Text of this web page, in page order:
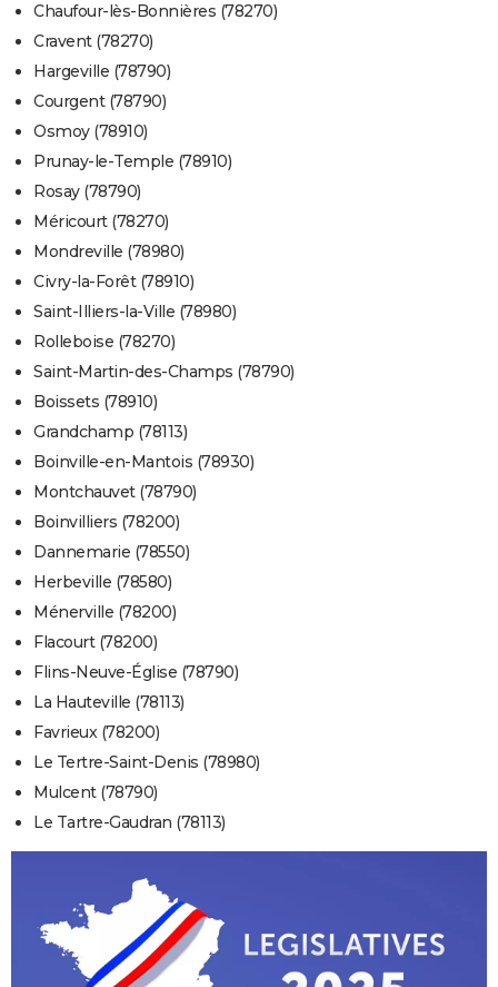
Chaufour-lès-Bonnières (78270)
Cravent (78270)
Hargeville (78790)
Courgent (78790)
Osmoy (78910)
Prunay-le-Temple (78910)
Rosay (78790)
Méricourt (78270)
Mondreville (78980)
Civry-la-Forêt (78910)
Saint-Illiers-la-Ville (78980)
Rolleboise (78270)
Saint-Martin-des-Champs (78790)
Boissets (78910)
Grandchamp (78113)
Boinville-en-Mantois (78930)
Montchauvet (78790)
Boinvilliers (78200)
Dannemarie (78550)
Herbeville (78580)
Ménerville (78200)
Flacourt (78200)
Flins-Neuve-Église (78790)
La Hauteville (78113)
Favrieux (78200)
Le Tertre-Saint-Denis (78980)
Mulcent (78790)
Le Tartre-Gaudran (78113)